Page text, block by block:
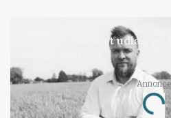
Det er en uskik at udlægge
Annonce